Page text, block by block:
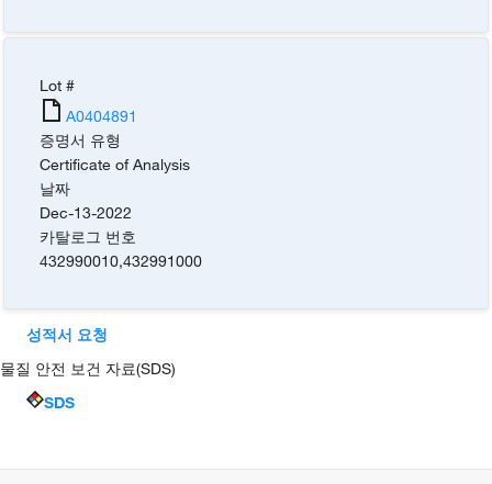
Lot #
A0404891
증명서 유형
Certificate of Analysis
날짜
Dec-13-2022
카탈로그 번호
432990010,432991000
성적서 요청
물질 안전 보건 자료(SDS)
SDS